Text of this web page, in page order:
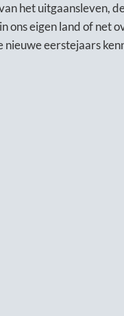
het uitgaansleven,
ons eigen land of net
eerstejaars